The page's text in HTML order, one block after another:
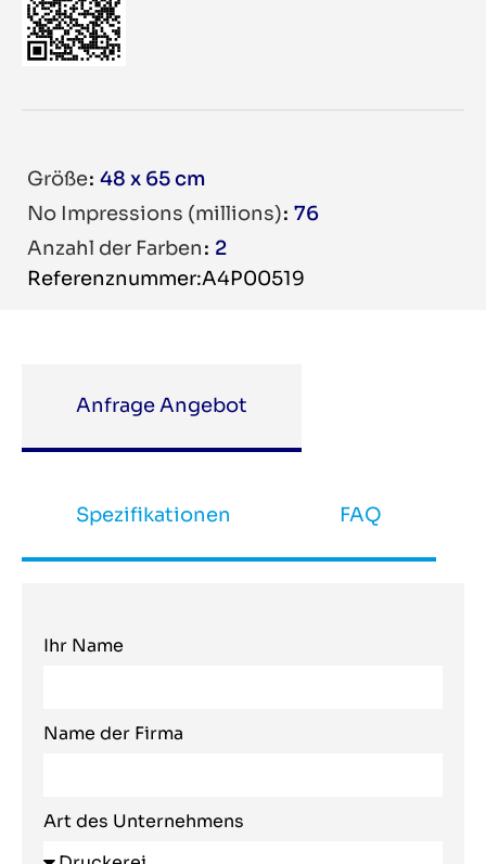
Größe 48 x 65 cm
No Impressions (millions) 76
Anzahl der Farben 2
Referenznummer:A4P00519
Anfrage Angebot
Spezifikationen FAQ
Ihr Name
Name der Firma
Art des Unternehmens